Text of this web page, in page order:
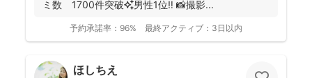
ミ数 1700件突破✨男性1位‼️ 📸撮影...
予約承諾率： 96% 最終アクティブ： 3日以内
ほしちえ